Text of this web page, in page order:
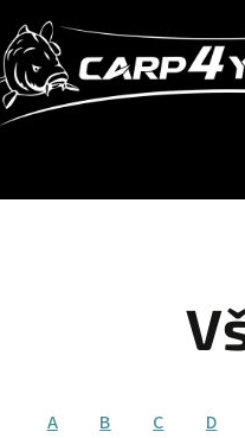
A B C D